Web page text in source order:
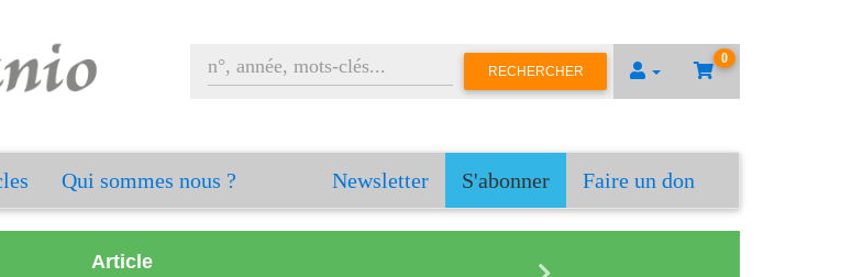
0
RECHERCHER
Qui sommes nous ? Newsletter S'abonner Faire un don
Article